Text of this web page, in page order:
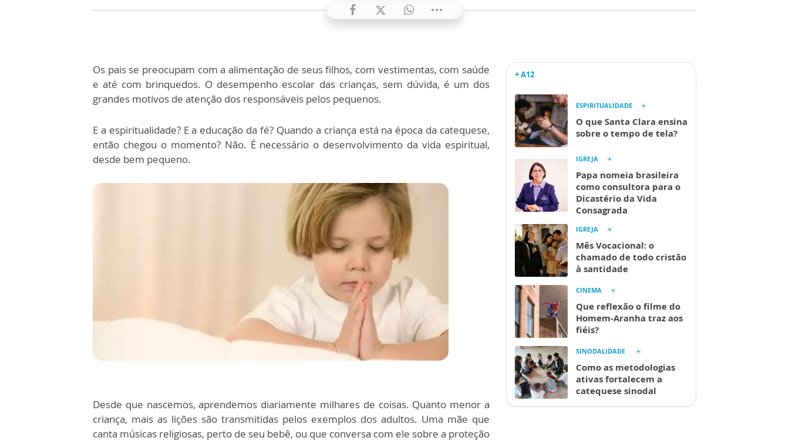
Os pais se preocupam com a alimentação de seus filhos, com vestimentas, com saúde
e até com brinquedos. O desempenho escolar das crianças, sem dúvida, é um dos
grandes motivos de atenção dos responsáveis pelos pequenos.
E a espiritualidade? E a educação da fé? Quando a criança está na época da catequese,
então chegou o momento? Não. É necessário o desenvolvimento da vida espiritual,
desde bem pequeno.
Desde que nascemos, aprendemos diariamente milhares de coisas. Quanto menor a
criança, mais as lições são transmitidas pelos exemplos dos adultos. Uma mãe que
canta músicas religiosas, perto de seu bebê, ou que conversa com ele sobre a proteção
+ A12
ESPIRITUALIDADE
O que Santa Clara ensina
sobre o tempo de tela?
IGREJA
Papa nomeia brasileira
como consultora para o
Dicastério da Vida
Consagrada
IGREJA
Mês Vocacional: o
chamado de todo cristão
à santidade
CINEMA
Que reflexão o filme do
Homem-Aranha traz aos
fiéis?
SINODALIDADE
Como as metodologias
ativas fortalecem a
catequese sinodal